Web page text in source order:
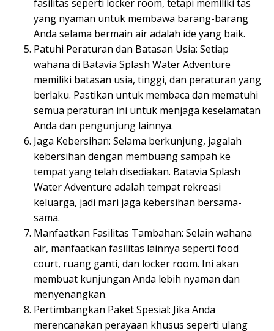
fasilitas seperti locker room, tetapi memiliki tas
yang nyaman untuk membawa barang-barang
Anda selama bermain air adalah ide yang baik.
Patuhi Peraturan dan Batasan Usia: Setiap
wahana di Batavia Splash Water Adventure
memiliki batasan usia, tinggi, dan peraturan yang
berlaku. Pastikan untuk membaca dan mematuhi
semua peraturan ini untuk menjaga keselamatan
Anda dan pengunjung lainnya.
Jaga Kebersihan: Selama berkunjung, jagalah
kebersihan dengan membuang sampah ke
tempat yang telah disediakan. Batavia Splash
Water Adventure adalah tempat rekreasi
keluarga, jadi mari jaga kebersihan bersama-
sama.
Manfaatkan Fasilitas Tambahan: Selain wahana
air, manfaatkan fasilitas lainnya seperti food
court, ruang ganti, dan locker room. Ini akan
membuat kunjungan Anda lebih nyaman dan
menyenangkan.
Pertimbangkan Paket Spesial: Jika Anda
merencanakan perayaan khusus seperti ulang